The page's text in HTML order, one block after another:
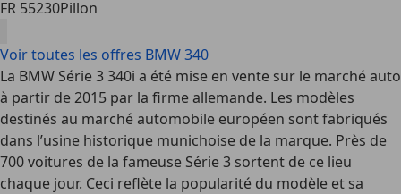
FR 55230Pillon
Voir toutes les offres BMW 340
La BMW Série 3 340i a été mise en vente sur le marché auto
à partir de 2015 par la firme allemande. Les modèles
destinés au marché automobile européen sont fabriqués
dans l’usine historique munichoise de la marque. Près de
700 voitures de la fameuse Série 3 sortent de ce lieu
chaque jour. Ceci reflète la popularité du modèle et sa